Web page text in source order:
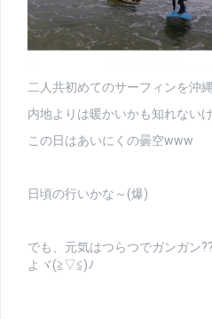
二人共初めてのサーフィンを沖
内地よりは暖かいかも知れないけ
この日はあいにくの曇空www
日頃の行いかな～(爆)
でも、元気はつらつでガンガン
よヾ(≧▽≦)ﾉ